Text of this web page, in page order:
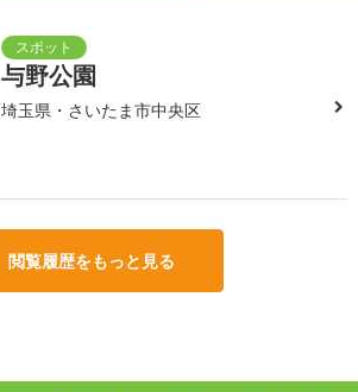
与野公園
埼玉県・さいたま市中央区
閲覧履歴をもっと見る